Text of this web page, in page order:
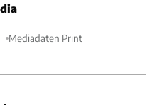
Mediadaten Print